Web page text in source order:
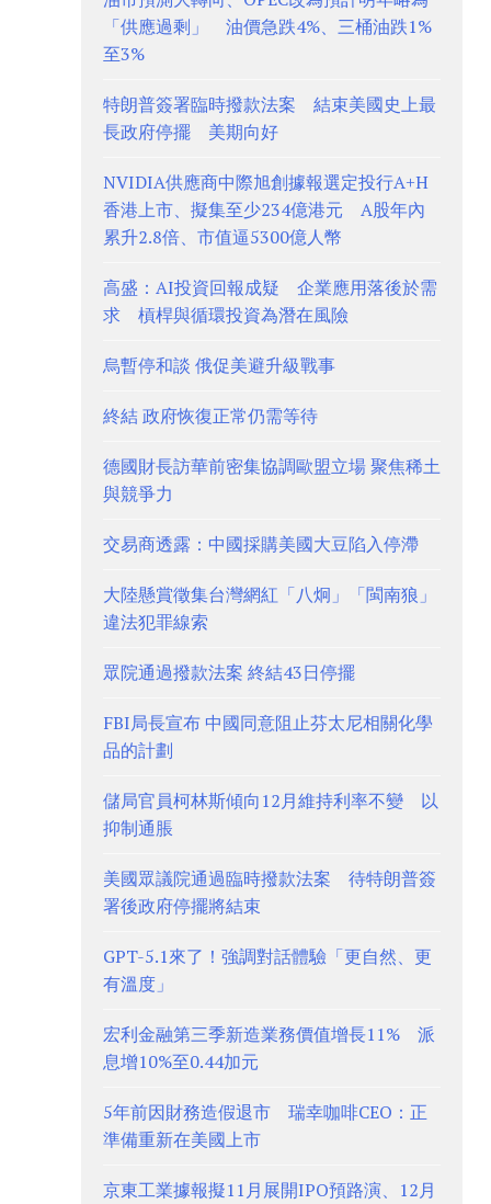
「供應過剩」 油價急跌4%、三桶油跌1%
至3%
特朗普簽署臨時撥款法案 結束美國史上最
長政府停擺 美期向好
NVIDIA供應商中際旭創據報選定投行A+H
香港上市、擬集至少234億港元 A股年內
累升2.8倍、市值逼5300億人幣
高盛：AI投資回報成疑 企業應用落後於需
求 槓桿與循環投資為潛在風險
烏暫停和談 俄促美避升級戰事
終結 政府恢復正常仍需等待
德國財長訪華前密集協調歐盟立場 聚焦稀土
與競爭力
交易商透露：中國採購美國大豆陷入停滯
大陸懸賞徵集台灣網紅「八炯」「閩南狼」
違法犯罪線索
眾院通過撥款法案 終結43日停擺
FBI局長宣布 中國同意阻止芬太尼相關化學
品的計劃
儲局官員柯林斯傾向12月維持利率不變 以
抑制通脹
美國眾議院通過臨時撥款法案 待特朗普簽
署後政府停擺將結束
GPT-5.1來了！強調對話體驗「更自然、更
有溫度」
宏利金融第三季新造業務價值增長11% 派
息增10%至0.44加元
5年前因財務造假退市 瑞幸咖啡CEO：正
準備重新在美國上市
京東工業據報擬11月展開IPO預路演、12月